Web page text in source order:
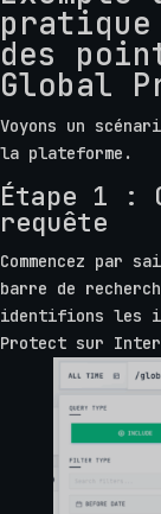
des
Global
Voyons un
la plateforme.
Étape 1 :
requête
Commencez par
barre de
identifions les
Protect sur